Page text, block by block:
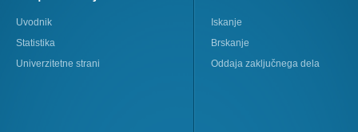
Uvodnik
Statistika
Univerzitetne strani
Iskanje
Brskanje
Oddaja zaključnega dela